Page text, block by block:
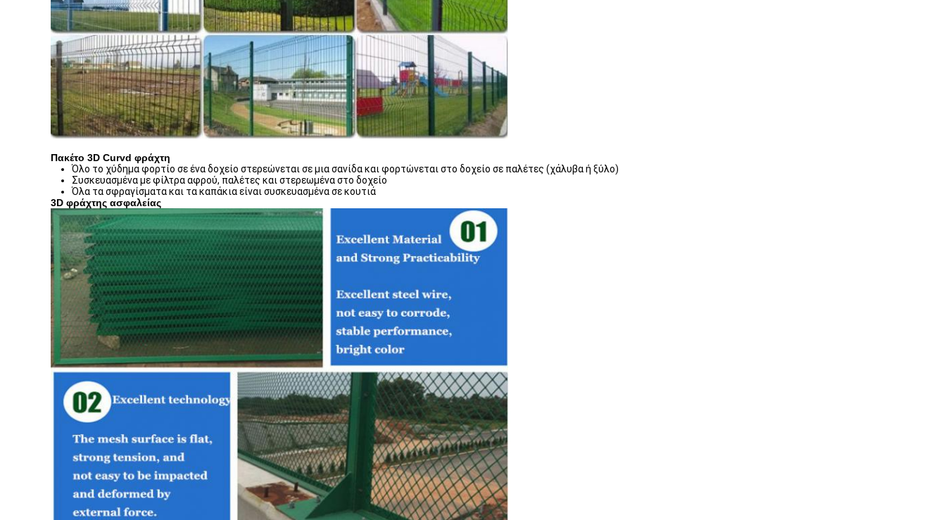
Πακέτο 3D Curvd φράχτη
Όλο το χύδημα φορτίο σε ένα δοχείο στερεώνεται σε μια σανίδα και φορτώνεται στο δοχείο σε παλέτες (χάλυβα ή ξύλο)
Συσκευασμένα με φίλτρα αφρού, παλέτες και στερεωμένα στο δοχείο
Όλα τα σφραγίσματα και τα καπάκια είναι συσκευασμένα σε κουτιά
3D φράχτης ασφαλείας